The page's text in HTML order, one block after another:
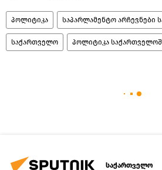
პოლიტიკა საპარლამენტო არჩევნები
საქართველო პოლიტიკა
საქართველო